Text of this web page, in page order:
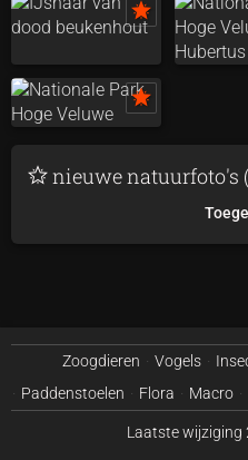
nieuwe natuurfoto's
Zoogdieren Vogels
Paddenstoelen
Flora Macro
Laatste wijziging